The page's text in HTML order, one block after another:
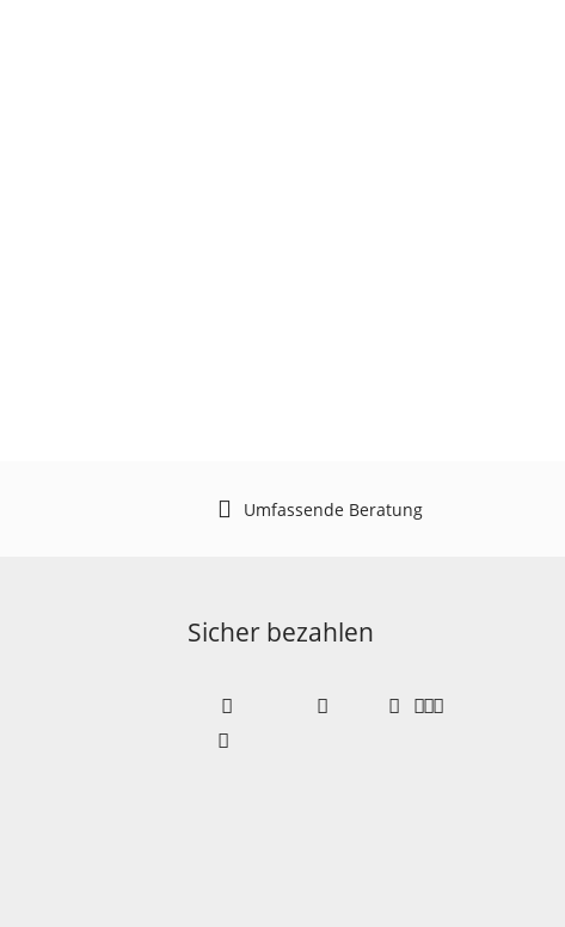
Umfassende Beratung
Sicher bezahlen